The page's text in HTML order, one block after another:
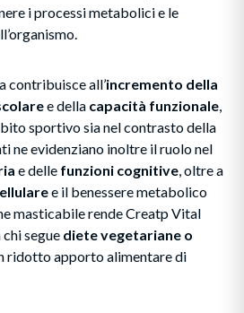
i processi metabolici e le
contribuisce all’incremento della
e della capacità funzionale,
sportivo sia nel contrasto della
ne evidenziano inoltre il ruolo nel
e delle funzioni cognitive, oltre a
e il benessere metabolico
masticabile rende Creatp Vital
segue diete vegetariane o
ridotto apporto alimentare di